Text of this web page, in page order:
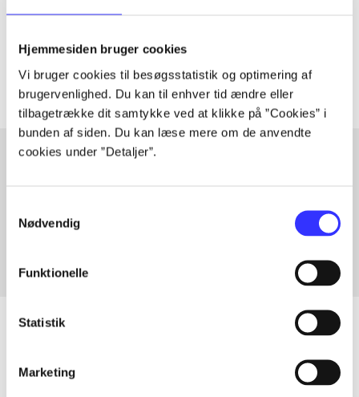
Hjemmesiden bruger cookies
Vi bruger cookies til besøgsstatistik og optimering af
brugervenlighed. Du kan til enhver tid ændre eller
tilbagetrække dit samtykke ved at klikke på ”Cookies” i
bunden af siden. Du kan læse mere om de anvendte
cookies under ”Detaljer”.
Nødvendig
Funktionelle
Statistik
Marketing
Artiklerne i handler ofte om
Fra
Artikler